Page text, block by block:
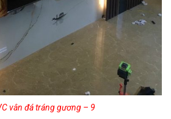
vân đá tráng gương – 9